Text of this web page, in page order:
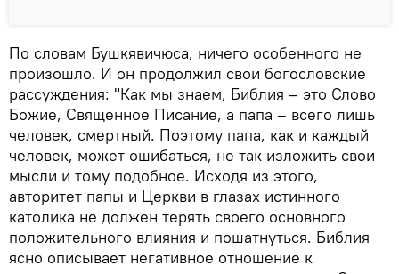
По словам Бушкявичюса, ничего особенного не
произошло. И он продолжил свои богословские
рассуждения: "Как мы знаем, Библия – это Слово
Божие, Священное Писание, а папа – всего лишь
человек, смертный. Поэтому папа, как и каждый
человек, может ошибаться, не так изложить свои
мысли и тому подобное. Исходя из этого,
авторитет папы и Церкви в глазах истинного
католика не должен терять своего основного
положительного влияния и пошатнуться. Библия
ясно описывает негативное отношение к